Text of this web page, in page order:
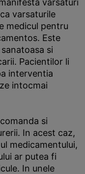
varsaturi
varsaturile
medicul pentru
Este
si
Pacientilor li
interventia
intocmai
si
In acest caz,
medicamentului,
ar putea fi
In unele